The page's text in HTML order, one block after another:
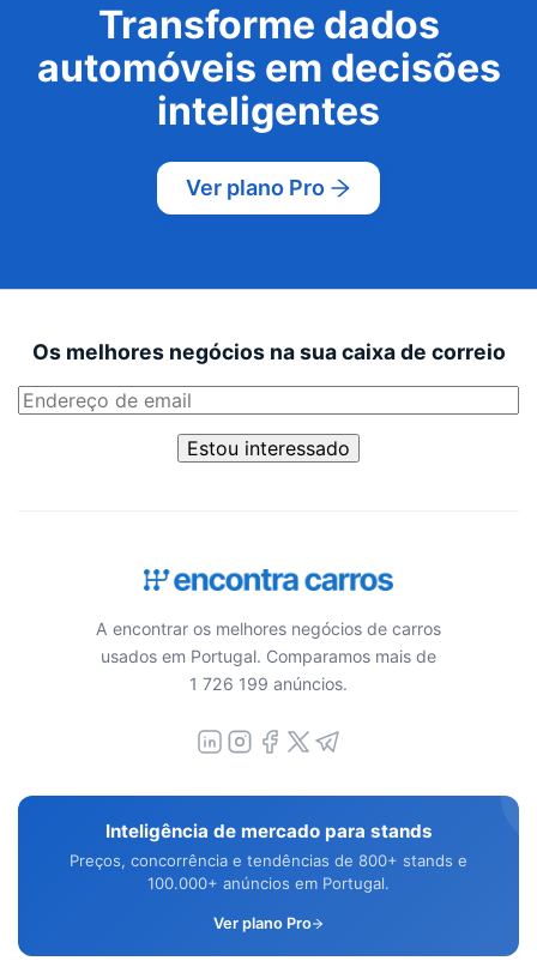
Transforme dados
automóveis em decisões
inteligentes
Ver plano Pro
Os melhores negócios na sua caixa de correio
Estou interessado
A encontrar os melhores negócios de carros
usados em Portugal. Comparamos mais de
1 726 199 anúncios.
Inteligência de mercado para stands
Preços, concorrência e tendências de 800+ stands e
100.000+ anúncios em Portugal.
Ver plano Pro